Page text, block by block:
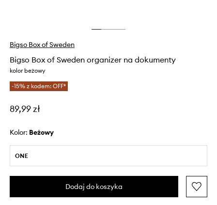
Bigso Box of Sweden
Bigso Box of Sweden organizer na dokumenty
kolor beżowy
-15% z kodem: OFF*
89,99 zł
Kolor: beżowy
ONE
Dodaj do koszyka